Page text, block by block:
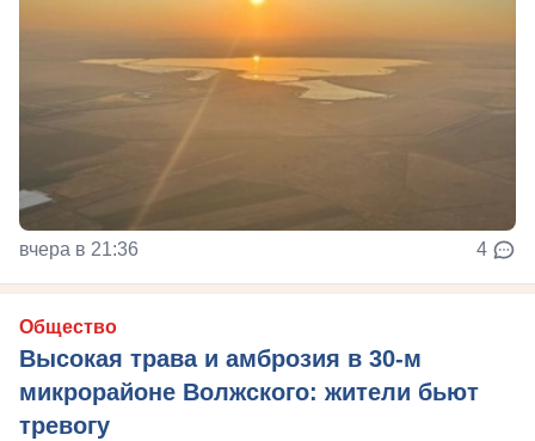
вчера в 21:36 4
Общество
Высокая трава и амброзия в 30‑м
микрорайоне Волжского: жители бьют
тревогу